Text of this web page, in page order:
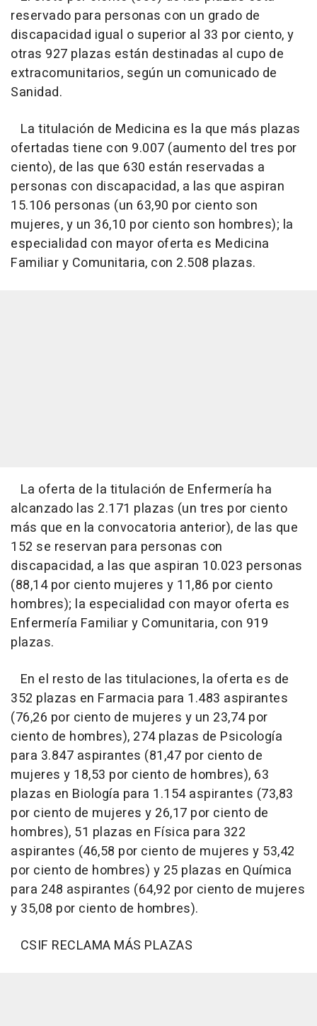
reservado para personas con un grado de
discapacidad igual o superior al 33 por ciento, y
otras 927 plazas están destinadas al cupo de
extracomunitarios, según un comunicado de
Sanidad.
La titulación de Medicina es la que más plazas
ofertadas tiene con 9.007 (aumento del tres por
ciento), de las que 630 están reservadas a
personas con discapacidad, a las que aspiran
15.106 personas (un 63,90 por ciento son
mujeres, y un 36,10 por ciento son hombres); la
especialidad con mayor oferta es Medicina
Familiar y Comunitaria, con 2.508 plazas.
La oferta de la titulación de Enfermería ha
alcanzado las 2.171 plazas (un tres por ciento
más que en la convocatoria anterior), de las que
152 se reservan para personas con
discapacidad, a las que aspiran 10.023 personas
(88,14 por ciento mujeres y 11,86 por ciento
hombres); la especialidad con mayor oferta es
Enfermería Familiar y Comunitaria, con 919
plazas.
En el resto de las titulaciones, la oferta es de
352 plazas en Farmacia para 1.483 aspirantes
(76,26 por ciento de mujeres y un 23,74 por
ciento de hombres), 274 plazas de Psicología
para 3.847 aspirantes (81,47 por ciento de
mujeres y 18,53 por ciento de hombres), 63
plazas en Biología para 1.154 aspirantes (73,83
por ciento de mujeres y 26,17 por ciento de
hombres), 51 plazas en Física para 322
aspirantes (46,58 por ciento de mujeres y 53,42
por ciento de hombres) y 25 plazas en Química
para 248 aspirantes (64,92 por ciento de mujeres
y 35,08 por ciento de hombres).
CSIF RECLAMA MÁS PLAZAS